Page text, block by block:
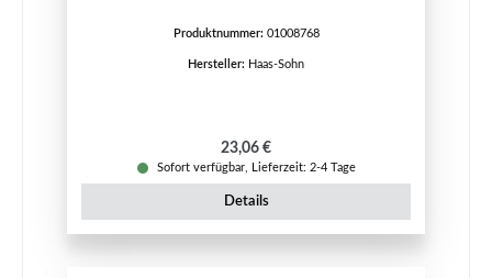
Produktnummer: 01008768
Hersteller: Haas-Sohn
Regulärer Preis:
23,06 €
Sofort verfügbar, Lieferzeit: 2-4 Tage
Details